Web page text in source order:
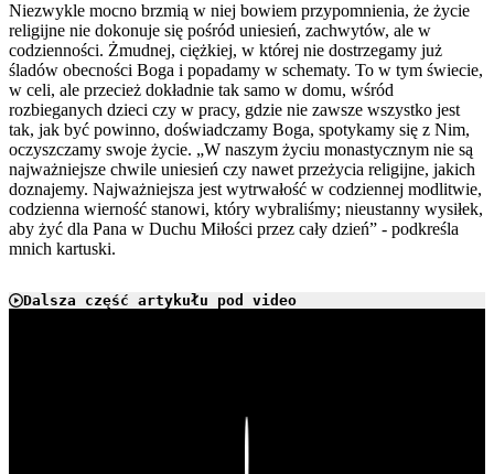
Niezwykle mocno brzmią w niej bowiem przypomnienia, że życie
religijne nie dokonuje się pośród uniesień, zachwytów, ale w
codzienności. Żmudnej, ciężkiej, w której nie dostrzegamy już
śladów obecności Boga i popadamy w schematy. To w tym świecie,
w celi, ale przecież dokładnie tak samo w domu, wśród
rozbieganych dzieci czy w pracy, gdzie nie zawsze wszystko jest
tak, jak być powinno, doświadczamy Boga, spotykamy się z Nim,
oczyszczamy swoje życie. „W naszym życiu monastycznym nie są
najważniejsze chwile uniesień czy nawet przeżycia religijne, jakich
doznajemy. Najważniejsza jest wytrwałość w codziennej modlitwie,
codzienna wierność stanowi, który wybraliśmy; nieustanny wysiłek,
aby żyć dla Pana w Duchu Miłości przez cały dzień” - podkreśla
mnich kartuski.
Dalsza część artykułu pod video